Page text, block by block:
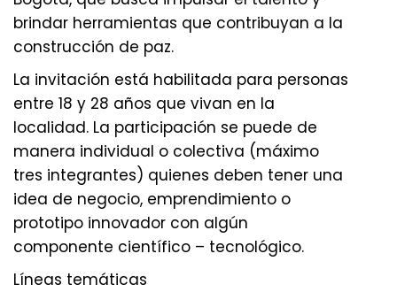
brindar herramientas que contribuyan a la
construcción de paz.
La invitación está habilitada para personas
entre 18 y 28 años que vivan en la
localidad. La participación se puede de
manera individual o colectiva (máximo
tres integrantes) quienes deben tener una
idea de negocio, emprendimiento o
prototipo innovador con algún
componente científico – tecnológico.
Líneas temáticas